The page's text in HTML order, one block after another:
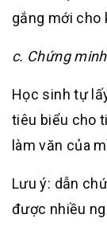
gắng mới cho
c. Chứng minh
Học sinh tự
tiêu biểu cho
làm văn của
Lưu ý: dẫn
được nhiều